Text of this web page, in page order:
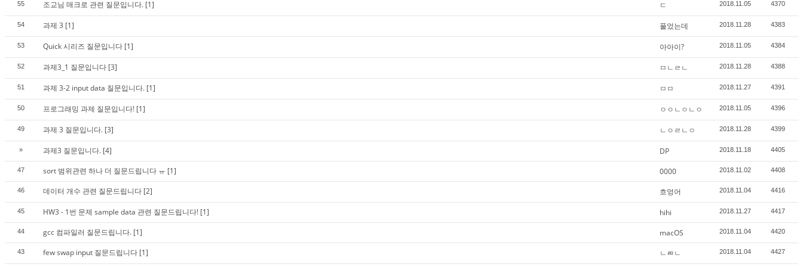
55 조교님 매크로 관련 질문입니다. [1] ㄷ 2018.11.05 4370
54 과제 3 [1] 풀었는데 2018.11.28 4383
53 Quick 시리즈 질문입니다 [1] 아아이? 2018.11.05 4384
52 과제3_1 질문입니다 [3] ㅁㄴㄹㄴ 2018.11.28 4388
51 과제 3-2 input data 질문입니다. [1] ㅁㅁ 2018.11.27 4391
50 프로그래밍 과제 질문입니다! [1] ㅇㅇㄴㅇㄴㅇ 2018.11.05 4396
49 과제 3 질문입니다. [3] ㄴㅇㄹㄴㅇ 2018.11.28 4399
» 과제3 질문입니다. [4] DP 2018.11.18 4405
47 sort 범위관련 하나 더 질문드립니다 ㅠ [1] 0000 2018.11.02 4408
46 데이터 개수 관련 질문드립니다 [2] 흐엉어 2018.11.04 4416
45 HW3 - 1번 문제 sample data 관련 질문드립니다! [1] hihi 2018.11.27 4417
44 gcc 컴파일러 질문드립니다. [1] macOS 2018.11.04 4420
43 few swap input 질문드립니다 [1] ㄴㄻㄴ 2018.11.04 4427